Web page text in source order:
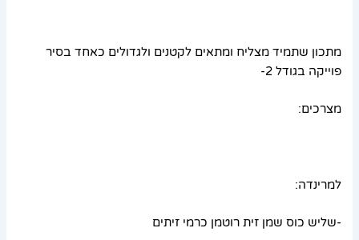
מתכון שתמיד מצליח ומתאים לקטנים ולגדולים כאחד בסיר
פוייקה בגודל 2-
מצרכים:
למרינדה:
-שליש כוס שמן זית רוטמן כרמי זיתים